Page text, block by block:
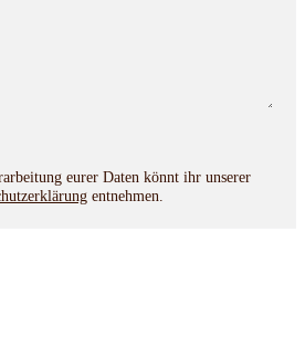
eurer Daten könnt ihr unserer
entnehmen.